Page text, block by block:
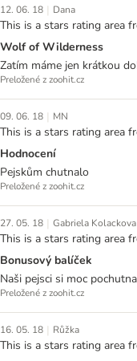
12. 06. 18 | Dana
This is a stars rating area
Wolf of Wilderness
Zatím máme jen krátkou
Preložené z zoohit.cz
09. 06. 18 | MN
This is a stars rating area
Hodnocení
Pejskům chutnalo
Preložené z zoohit.cz
27. 05. 18 | Gabriela Kolackova
This is a stars rating area
Bonusový balíček
Naši pejsci si moc
Preložené z zoohit.cz
16. 05. 18 | Růžka
This is a stars rating area